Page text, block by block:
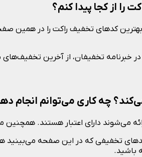
را از کجا پیدا کنم؟
کدهای تخفیف راکت را در همین
خبرنامه‌ تخفیفان، از آخرین
چه کاری می‌توانم انجام
می‌شوند دارای اعتبار هستند. همچنین
تخفیفی که در این صفحه می‌بینید
باشید.